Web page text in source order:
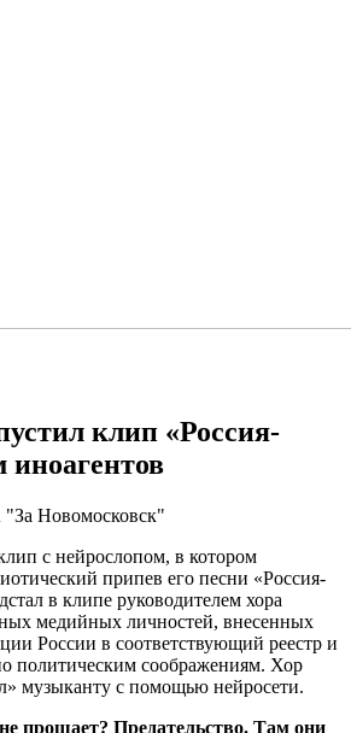
клип «Россия-
иноагентов
Новомосковск"
с нейрослопом, в котором
припев его песни «Россия-
в клипе руководителем хора
медийных личностей, внесенных
России в соответствующий реестр и
политическим соображениям. Хор
музыканту с помощью нейросети.
прощает? Предательство. Там они